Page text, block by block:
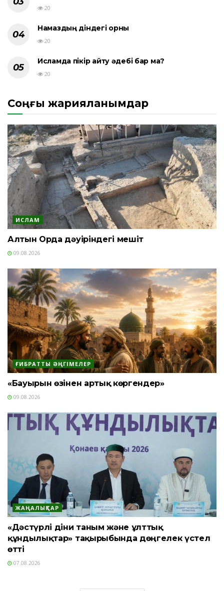
20
Намаздың діндегі орны
20
Исламда пікір айту әдебі бар ма?
20
Соңғы жарияланымдар
ИСЛАМ
Алтын Орда дәуіріндегі мешіт
09.08.2026
ҒИБРАТТЫ ӘҢГІМЕЛЕР
«Бауырын өзінен артық көргендер»
09.08.2026
ЖАҢАЛЫҚТАР
«Дәстүрлі діни таным және ұлттық
құндылықтар» тақырыбында дөңгелек үстел
өтті
07.08.2026